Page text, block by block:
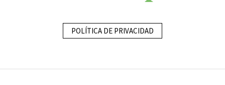
POLÍTICA DE PRIVACIDAD